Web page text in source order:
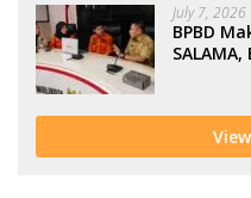
July 7, 2026
BPBD